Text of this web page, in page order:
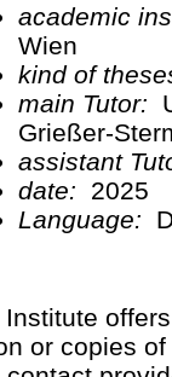
academic
Wien
kind of
main Tutor:
Grießer-
assistant
date:
2025
Language:
or copies